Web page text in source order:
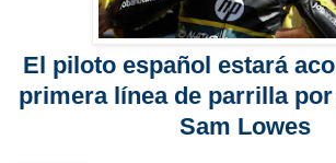
El piloto español estará
primera línea de parrilla
Sam Lowes